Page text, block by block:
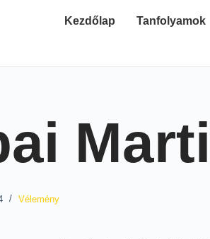
Kezdőlap Tanfolyamok
Vélemény